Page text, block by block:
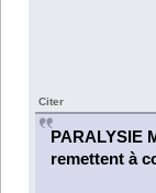
Citer
PARALYSIE
remettent à